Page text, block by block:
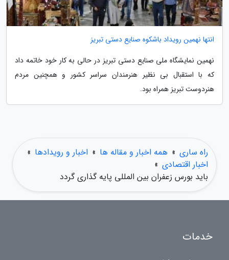
انتها نهمین رویداد باشکوه صنایع دستی تبریز
نهمین نمایشگاه ملی صنایع دستی تبریز در حالی به کار خود خاتمه داد
که با استقبال بی نظیر هنرمندان سراسر کشور و همچنین مردم
هنردوست تبریز همراه بود.
راه ساری » همه اخبار و مقاله ها » اخبار و رویدادها »
اخبار اقتصادی »
باید بورس زعفران بین المللی پایه گذاری گردد
خدمات